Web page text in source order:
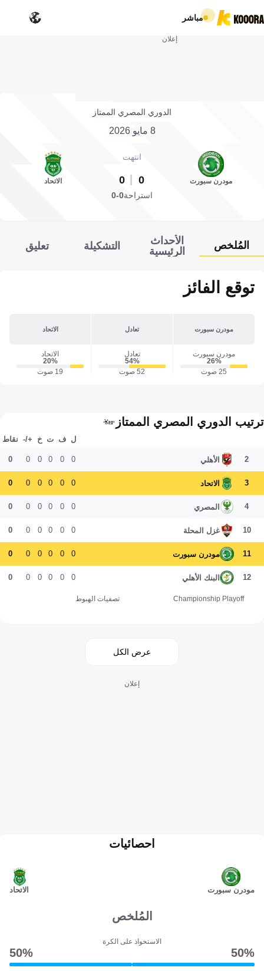
مباشر
إعلان
الدوري المصري الممتاز
8 مايو 2026
مودرن سبورت
انتهت
0
0 الاتحاد
استراحة0-0
المُلخص
الأحداث
الرئيسية
التشكيلة تعليق
توقع الفائز
مودرن سبورت تعادل الاتحاد
مودرن سبورت
26‎%‎
25 صوت
تعادل
54‎%‎
52 صوت
الاتحاد
20‎%‎
19 صوت
ترتيب الدوري المصري الممتاز
ل ف ت خ +/- نقاط
2 الأهلي 0
0
0
0
0
0
3 الاتحاد 0
0
0
0
0
0
4 المصري 0
0
0
0
0
0
10 غزل المحلة 0
0
0
0
0
0
11 مودرن سبورت 0
0
0
0
0
0
12 البنك الأهلي 0
0
0
0
0
0
Championship Playoff تصفيات الهبوط
عرض الكل
إعلان
مودرن سبورت
احصائيات
الاتحاد
المُلخص
الاستحواذ على الكرة
50‎%‎
50‎%‎